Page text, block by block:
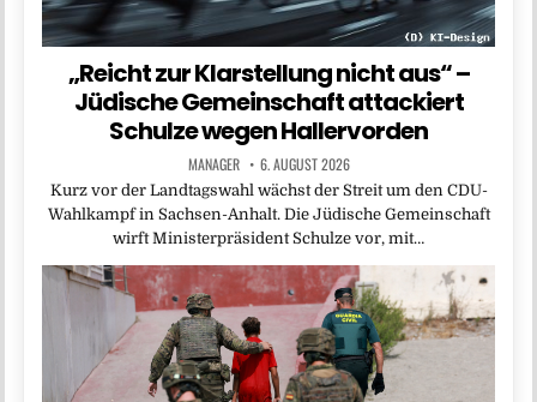
„Reicht zur Klarstellung nicht aus“ –
Jüdische Gemeinschaft attackiert
Schulze wegen Hallervorden
MANAGER 6. AUGUST 2026
Kurz vor der Landtagswahl wächst der Streit um den CDU-
Wahlkampf in Sachsen-Anhalt. Die Jüdische Gemeinschaft
wirft Ministerpräsident Schulze vor, mit…